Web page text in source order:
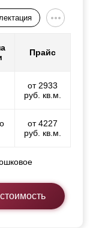
Прайс
от 2933
руб. кв.м.
от 4227
руб. кв.м.